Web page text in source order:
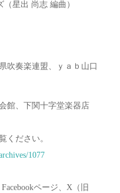
星出 尚志 編曲）
吹奏楽連盟、ｙａｂ山口
館、下関十字堂楽器店
ください。
1077
ページ、X（旧